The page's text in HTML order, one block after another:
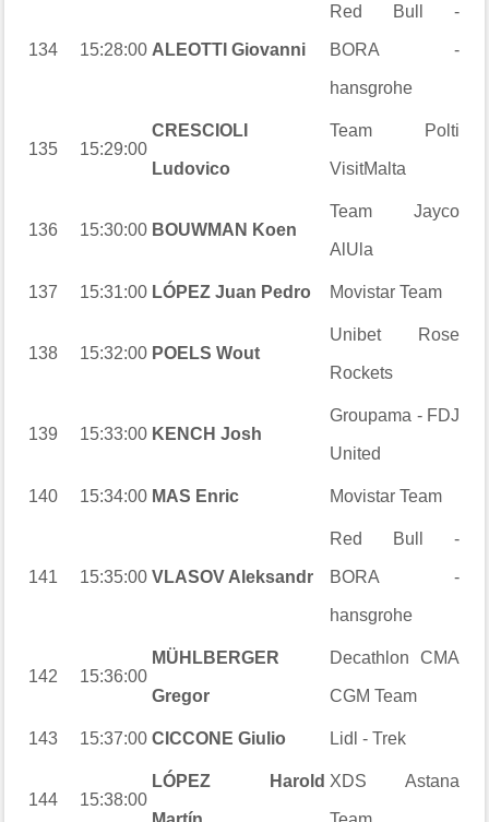
134 15:28:00 ALEOTTI Giovanni
Red Bull -
BORA -
hansgrohe
135 15:29:00
CRESCIOLI
Ludovico
Team Polti
VisitMalta
136 15:30:00 BOUWMAN Koen
Team Jayco
AlUla
137 15:31:00 LÓPEZ Juan Pedro Movistar Team
138 15:32:00 POELS Wout
Unibet Rose
Rockets
139 15:33:00 KENCH Josh
Groupama - FDJ
United
140 15:34:00 MAS Enric Movistar Team
141 15:35:00 VLASOV Aleksandr
Red Bull -
BORA -
hansgrohe
142 15:36:00
MÜHLBERGER
Gregor
Decathlon CMA
CGM Team
143 15:37:00 CICCONE Giulio Lidl - Trek
144 15:38:00
LÓPEZ Harold XDS Astana